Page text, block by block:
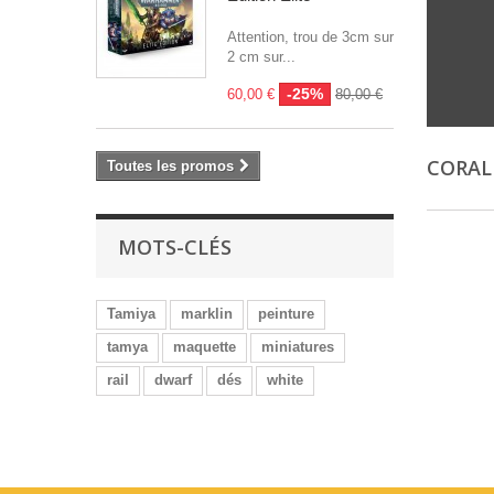
Attention, trou de 3cm sur
2 cm sur...
60,00 € -25% 80,00 €
Toutes les promos
MOTS-CLÉS
Tamiya marklin
peinture
tamya
maquette
miniatures
rail
dwarf dés white